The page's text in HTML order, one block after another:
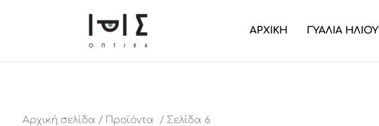
ΑΡΧΙΚΗ ΓΥΑΛΙΑ ΗΛΙΟΥ
Αρχική σελίδα / Προϊόντα / Σελίδα 6